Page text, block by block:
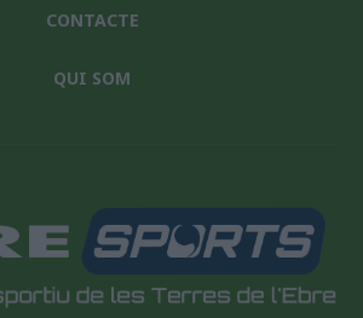
CONTACTE
QUI SOM